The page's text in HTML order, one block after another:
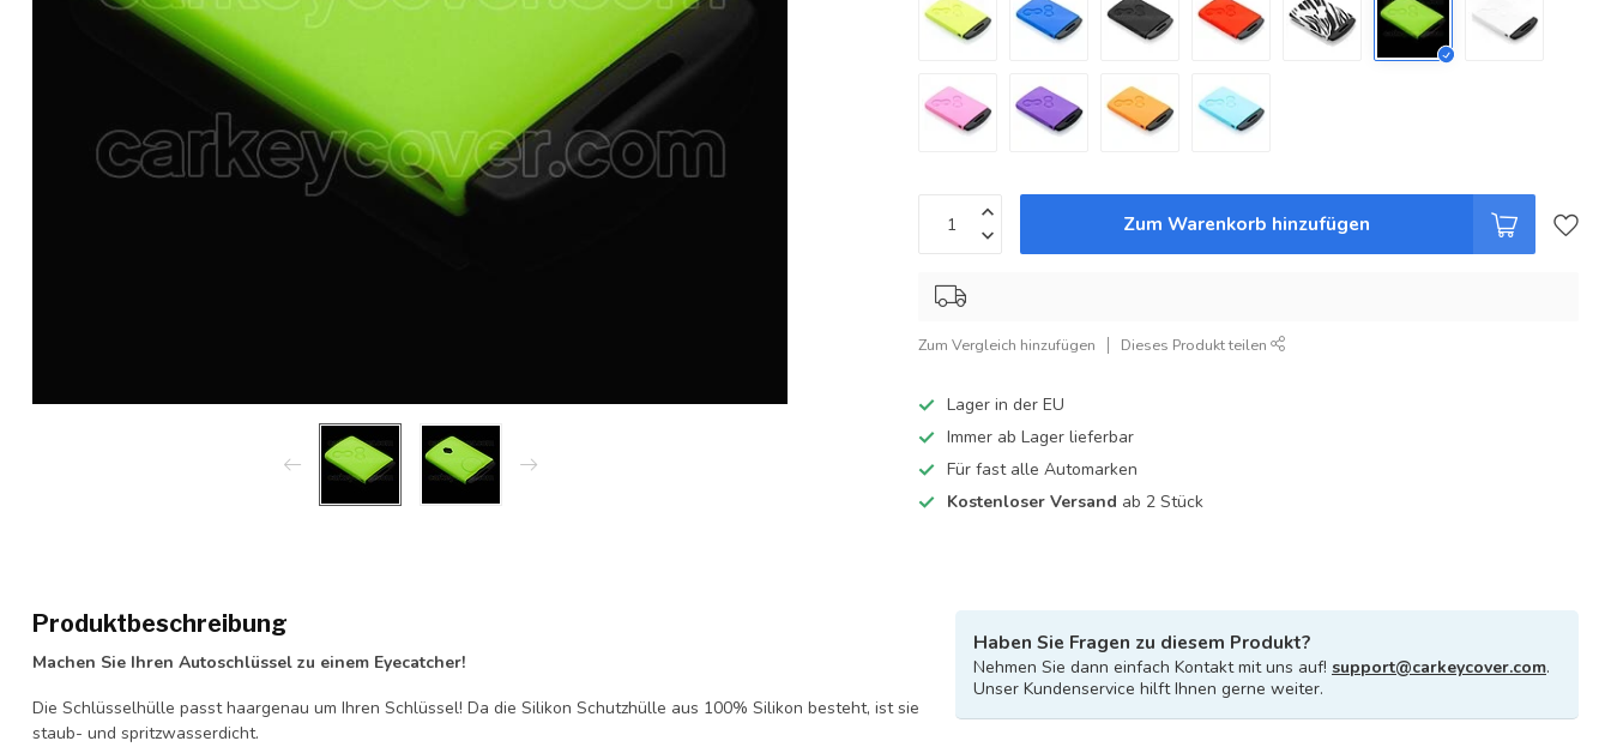
Zum Warenkorb hinzufügen
Zum Vergleich hinzufügen Dieses Produkt teilen
Lager in der EU
Immer ab Lager lieferbar
Für fast alle Automarken
Kostenloser Versand ab 2 Stück
Produktbeschreibung
Machen Sie Ihren Autoschlüssel zu einem Eyecatcher!
Die Schlüsselhülle passt haargenau um Ihren Schlüssel! Da die Silikon Schutzhülle aus 100% Silikon besteht, ist sie
staub- und spritzwasserdicht.
Haben Sie Fragen zu diesem Produkt?
Nehmen Sie dann einfach Kontakt mit uns auf! support@carkeycover.com.
Unser Kundenservice hilft Ihnen gerne weiter.